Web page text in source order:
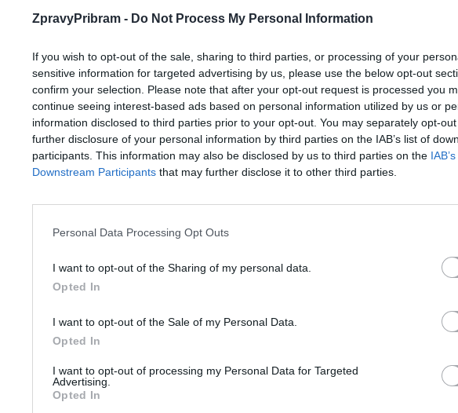
ZpravyPribram - Do Not Process My Personal Information
If you wish to opt-out of the sale, sharing to third parties, or processing of your
sensitive information for targeted advertising by us, please use the below opt-out
confirm your selection. Please note that after your opt-out request is processed you
continue seeing interest-based ads based on personal information utilized by us or
information disclosed to third parties prior to your opt-out. You may separately opt-
further disclosure of your personal information by third parties on the IAB’s list of
participants. This information may also be disclosed by us to third parties on the
Downstream Participants that may further disclose it to other third parties.
Personal Data Processing Opt Outs
I want to opt-out of the Sharing of my personal data.
Opted In
I want to opt-out of the Sale of my Personal Data.
Opted In
I want to opt-out of processing my Personal Data for Targeted
Advertising.
Opted In
podporuje obnovu české krajiny právě pomocí nových výsadeb, a to ve
i jednotlivými vlastníky menších pozemků. Podle zakladatele projektu
lidi, aby se do podobných aktivit zapojovali.